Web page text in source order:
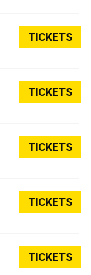
TICKETS
TICKETS
TICKETS
TICKETS
TICKETS